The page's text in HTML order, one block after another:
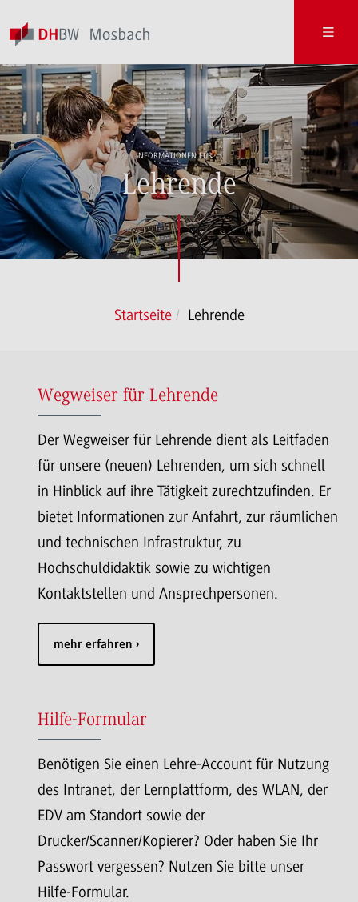
INFORMATIONEN FÜR ...
Lehrende
Startseite Lehrende
Wegweiser für Lehrende
Der Wegweiser für Lehrende dient als Leitfaden
für unsere (neuen) Lehrenden, um sich schnell
in Hinblick auf ihre Tätigkeit zurechtzufinden. Er
bietet Informationen zur Anfahrt, zur räumlichen
und technischen Infrastruktur, zu
Hochschuldidaktik sowie zu wichtigen
Kontaktstellen und Ansprechpersonen.
mehr erfahren
Hilfe-Formular
Benötigen Sie einen Lehre-Account für Nutzung
des Intranet, der Lernplattform, des WLAN, der
EDV am Standort sowie der
Drucker/Scanner/Kopierer? Oder haben Sie Ihr
Passwort vergessen? Nutzen Sie bitte unser
Hilfe-Formular.